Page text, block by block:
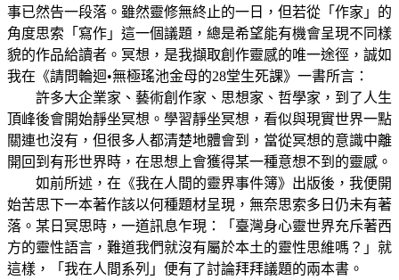
事已然告一段落。雖然靈修無終止的一日，但若從「作家」的
角度思索「寫作」這一個議題，總是希望能有機會呈現不同樣
貌的作品給讀者。冥想，是我擷取創作靈感的唯一途徑，誠如
我在《請問輪迴•無極瑤池金母的28堂生死課》一書所言：
許多大企業家、藝術創作家、思想家、哲學家，到了人生
頂峰後會開始靜坐冥想。學習靜坐冥想，看似與現實世界一點
關連也沒有，但很多人都清楚地體會到，當從冥想的意識中離
開回到有形世界時，在思想上會獲得某一種意想不到的靈感。
如前所述，在《我在人間的靈界事件簿》出版後，我便開
始苦思下一本著作該以何種題材呈現，無奈思索多日仍未有著
落。某日冥思時，一道訊息乍現：「臺灣身心靈世界充斥著西
方的靈性語言，難道我們就沒有屬於本土的靈性思維嗎？」就
這樣，「我在人間系列」便有了討論拜拜議題的兩本書。